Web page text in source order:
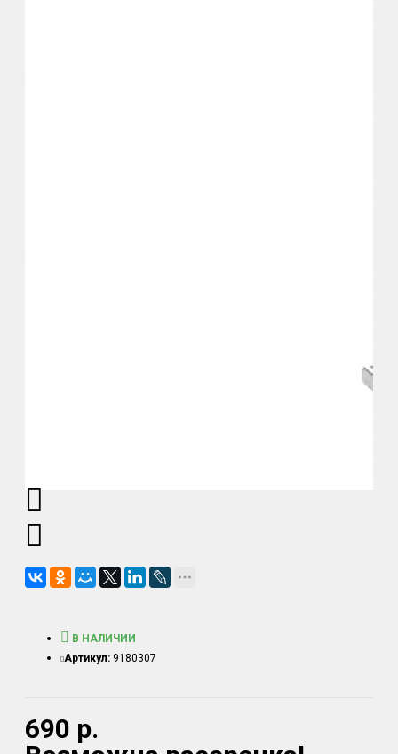
690 р.
В НАЛИЧИИ
Артикул: 9180307